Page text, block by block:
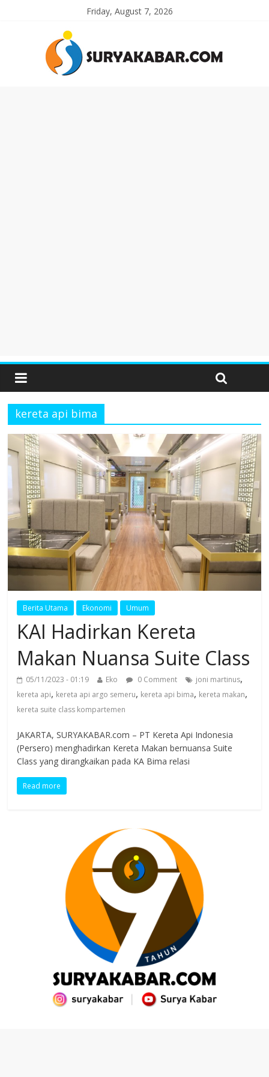
Friday, August 7, 2026
kereta api bima
Berita Utama Ekonomi Umum
KAI Hadirkan Kereta
Makan Nuansa Suite Class
05/11/2023 - 01:19 Eko 0 Comment joni martinus,
kereta api, kereta api argo semeru, kereta api bima, kereta makan,
kereta suite class kompartemen
JAKARTA, SURYAKABAR.com – PT Kereta Api Indonesia
(Persero) menghadirkan Kereta Makan bernuansa Suite
Class yang dirangkaikan pada KA Bima relasi
Read more